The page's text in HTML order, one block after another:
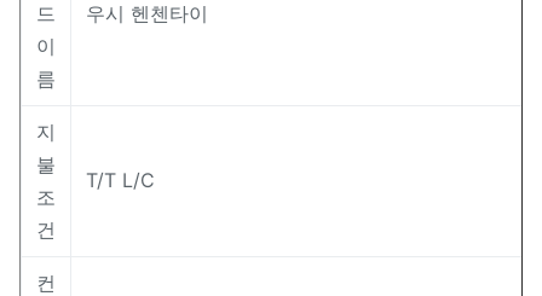
드
이
름
우시 헨첸타이
지
불
조
건
T/T L/C
컨